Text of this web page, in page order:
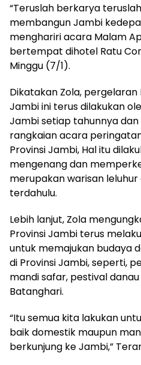
“Teruslah berkarya
membangun Jambi
menghariri acara Malam
bertempat dihotel Ratu
Minggu (7/1).
Dikatakan Zola,
Jambi ini terus dilakukan
Jambi setiap tahunnya
rangkaian acara
Provinsi Jambi, Hal itu
mengenang dan
merupakan warisan
terdahulu.
Lebih lanjut, Zola
Provinsi Jambi terus
untuk memajukan budaya
di Provinsi Jambi, seperti,
mandi safar, pestival
Batanghari.
“Itu semua kita lakukan
baik domestik maupun
berkunjung ke Jambi,”